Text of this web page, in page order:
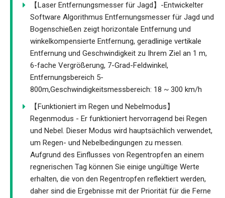
【Laser Entfernungsmesser für Jagd】-Entwickelter
Software Algorithmus Entfernungsmesser für Jagd und
Bogenschießen zeigt horizontale Entfernung und
winkelkompensierte Entfernung, geradlinige vertikale
Entfernung und Geschwindigkeit zu Ihrem Ziel an 1 m,
6-fache Vergrößerung, 7-Grad-Feldwinkel,
Entfernungsbereich 5-
800m,Geschwindigkeitsmessbereich: 18 ~ 300 km/h
【Funktioniert im Regen und Nebelmodus】
Regenmodus - Er funktioniert hervorragend bei Regen
und Nebel. Dieser Modus wird hauptsächlich verwendet,
um Regen- und Nebelbedingungen zu messen.
Aufgrund des Einflusses von Regentropfen an einem
regnerischen Tag können Sie einige ungültige Werte
erhalten, die von den Regentropfen reflektiert werden,
daher sind die Ergebnisse mit der Priorität für die Ferne